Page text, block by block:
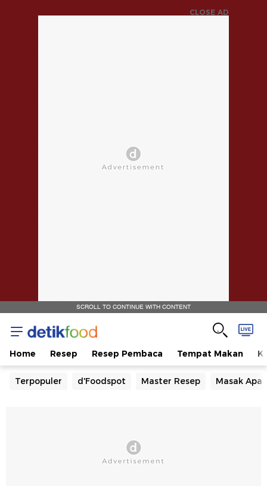
CLOSE AD
SCROLL TO CONTINUE WITH CONTENT
Home Resep Resep Pembaca Tempat Makan
Terpopuler d'Foodspot Master Resep Masak Apa